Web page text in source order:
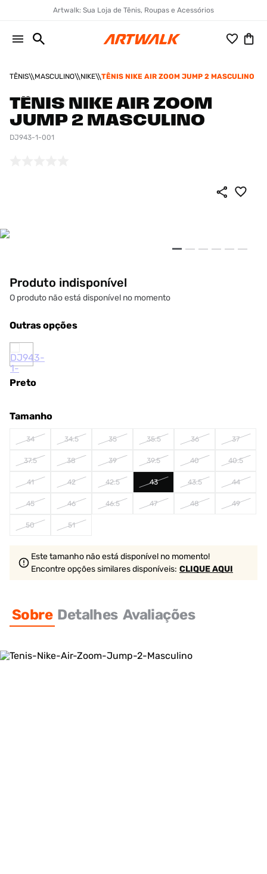
Artwalk: Sua Loja de Tênis, Roupas e Acessórios
TÊNIS MASCULINO NIKE TÊNIS NIKE AIR ZOOM JUMP 2 MASCULINO
TÊNIS NIKE AIR ZOOM
JUMP 2 MASCULINO
DJ943-1-001
Produto indisponível
O produto não está disponível no momento
Outras opções
Preto
Tamanho
34 34.5 35 35.5 36 37
37.5 38 39 39.5 40 40.5
41 42 42.5 43 43.5 44
45 46 46.5 47 48 49
50 51
Este tamanho não está disponível no momento!
Encontre opções similaresdisponíveis: CLIQUE AQUI
Sobre Detalhes Avaliações